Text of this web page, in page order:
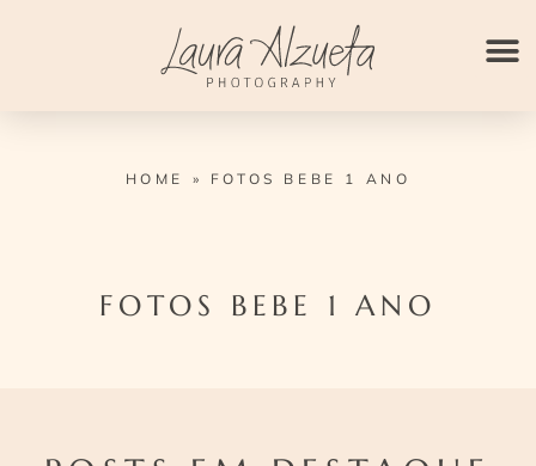
HOME » FOTOS BEBE 1 ANO
FOTOS BEBE 1 ANO